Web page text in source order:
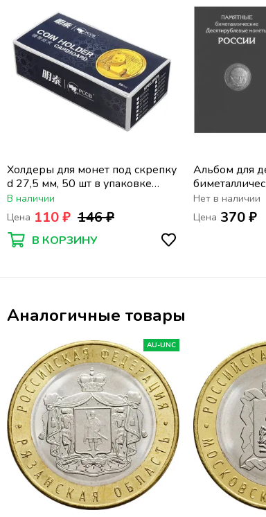
Холдеры для монет под скрепку
d 27,5 мм, 50 шт в упаковке
PCCB
В наличии
Цена 110 ₽ 146 ₽
В КОРЗИНУ
Альбом для
2000-2022 (2
Нет в наличии
Цена 370 ₽
Аналогичные товары
AU-UNC